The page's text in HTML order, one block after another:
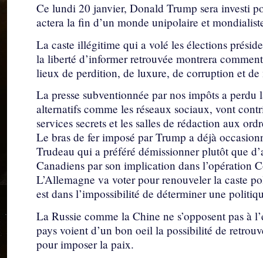
Ce lundi 20 janvier, Donald Trump sera investi
actera la fin d’un monde unipolaire et
La caste illégitime qui a volé les élections
la liberté d’informer retrouvée montrera
lieux de perdition, de luxure, de corruption et de
La presse subventionnée par nos impôts a
alternatifs comme les réseaux sociaux, vont
services secrets et les salles de rédaction aux
Le bras de fer imposé par Trump a déjà
Trudeau qui a préféré démissionner plutôt que
Canadiens par son implication dans l’opération
L’Allemagne va voter pour renouveler la caste
est dans l’impossibilité de déterminer une
La Russie comme la Chine ne s’opposent pas à
pays voient d’un bon oeil la possibilité de
pour imposer la paix.